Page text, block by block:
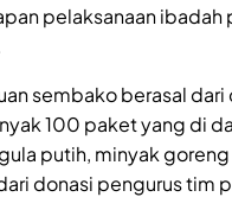
pelaksanaan ibadah
sembako berasal dari
100 paket yang di
putih, minyak
donasi pengurus tim